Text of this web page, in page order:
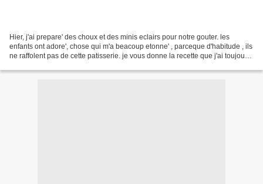
Hier, j'ai prepare' des choux et des minis eclairs pour notre gouter. les
enfants ont adore', chose qui m'a beacoup etonne' , parceque d'habitude , ils
ne raffolent pas de cette patisserie. je vous donne la recette que j'ai toujours